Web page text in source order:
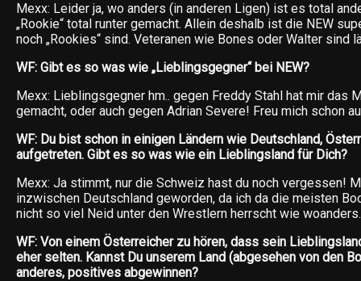
Mexx: Leider ja, wo anders (in anderen Ligen) ist es total
„Rookie“ total runter gemacht. Allein deshalb ist die NEW
noch „Rookies“ sind. Veteranen wie Bones oder Walter sind
WF: Gibt es so was wie „Lieblingsgegner“ bei NEW?
Mexx: Lieblingsgegner hm.. gegen Freddy Stahl hat mir das
gemacht, oder auch gegen Adrian Severe! Freu mich schon
WF: Du bist schon in einigen Ländern wie Deutschland,
aufgetreten. Gibt es so was wie ein Lieblingsland für Dich?
Mexx: Ja stimmt, nur die Schweiz hast du noch vergessen!
inzwischen Deutschland geworden, da ich da die meisten
nicht so viel Neid unter den Wrestlern herrscht wie woanders.
WF: Von einem Österreicher zu hören, dass sein
eher selten. Kannst Du unserem Land (abgesehen von den
anderes, positives abgewinnen?